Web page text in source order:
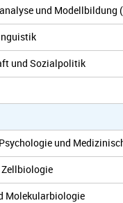
und Modellbildung
und Sozialpolitik
und
Molekularbiologie